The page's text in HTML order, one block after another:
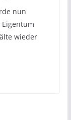
nun
wieder